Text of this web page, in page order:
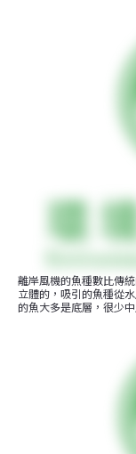
離岸風機的魚種數比傳
立體的，吸引的魚種從
的魚大多是底層，很少